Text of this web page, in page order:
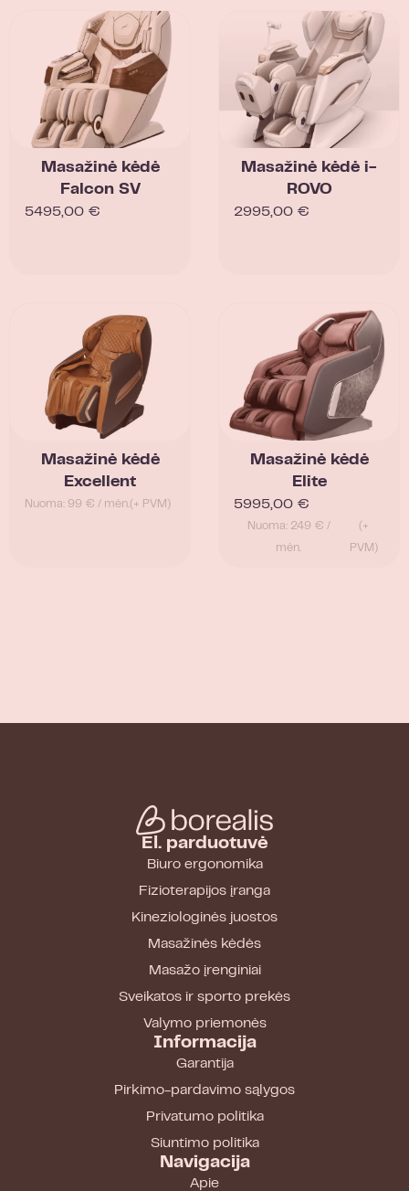
Masažinė kėdė
Falcon SV
5495,00 €
Masažinė kėdė i-
ROVO
2995,00 €
Masažinė kėdė
Excellent
Nuoma: 99 € / mėn.(+ PVM)
Masažinė kėdė
Elite
5995,00 €
Nuoma: 249 € /
mėn.
(+
PVM)
El. parduotuvė
Biuro ergonomika
Fizioterapijos įranga
Kineziologinės juostos
Masažinės kėdės
Masažo įrenginiai
Sveikatos ir sporto prekės
Valymo priemonės
Informacija
Garantija
Pirkimo-pardavimo sąlygos
Privatumo politika
Siuntimo politika
Navigacija
Apie